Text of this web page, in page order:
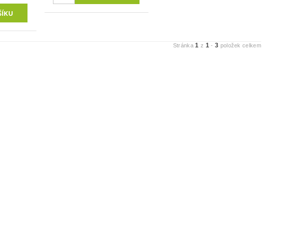
Stránka1 z 1 - 3 položek celkem